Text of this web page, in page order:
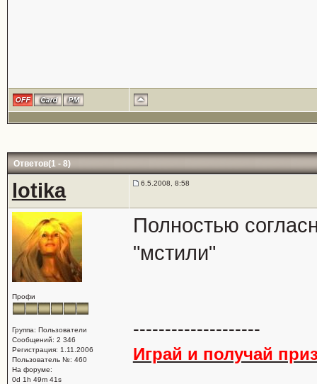
Ответов(1 - 8)
lotika 6.5.2008, 8:58
Профи
Группа: Пользователи
Сообщений: 2 346
Регистрация: 1.11.2006
Пользователь №: 460
На форуме:
0d 1h 49m 41s
Полностью
"мстили"
--------------------
Играй и получай